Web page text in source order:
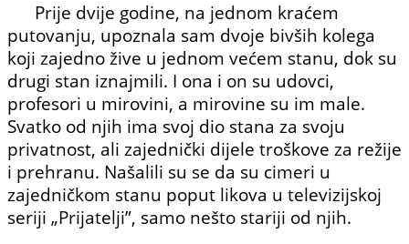
Prije dvije godine, na jednom kraćem
putovanju, upoznala sam dvoje bivših kolega
koji zajedno žive u jednom većem stanu, dok su
drugi stan iznajmili. I ona i on su udovci,
profesori u mirovini, a mirovine su im male.
Svatko od njih ima svoj dio stana za svoju
privatnost, ali zajednički dijele troškove za režije
i prehranu. Našalili su se da su cimeri u
zajedničkom stanu poput likova u televi­zijskoj
seriji „Prijatelji”, samo nešto stariji od njih.